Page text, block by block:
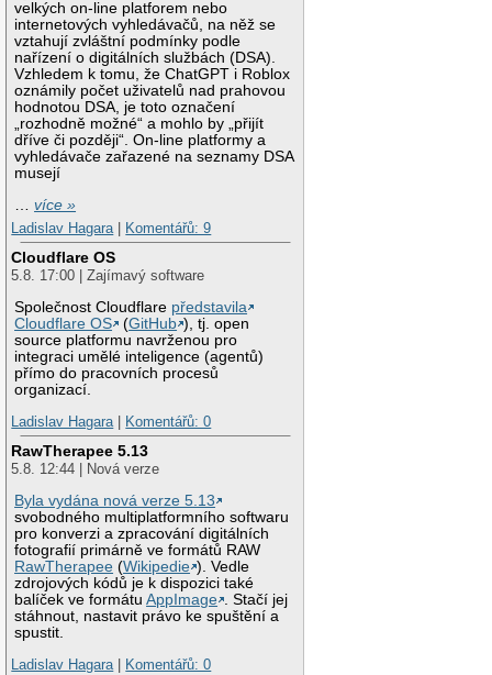
velkých on-line platforem nebo
internetových vyhledávačů, na něž se
vztahují zvláštní podmínky podle
nařízení o digitálních službách (DSA).
Vzhledem k tomu, že ChatGPT i Roblox
oznámily počet uživatelů nad prahovou
hodnotou DSA, je toto označení
„rozhodně možné“ a mohlo by „přijít
dříve či později“. On-line platformy a
vyhledávače zařazené na seznamy DSA
musejí
…více »
Ladislav Hagara| Komentářů: 9
Cloudflare OS
5.8. 17:00 | Zajímavý software
Společnost Cloudflare představila
Cloudflare OS
(GitHub ), tj. open
source platformu navrženou pro
integraci umělé inteligence (agentů)
přímo do pracovních procesů
organizací.
Ladislav Hagara| Komentářů: 0
RawTherapee 5.13
5.8. 12:44 | Nová verze
Byla vydána nová verze 5.13
svobodného multiplatformního softwaru
pro konverzi a zpracování digitálních
fotografií primárně ve formátů RAW
RawTherapee (Wikipedie ). Vedle
zdrojových kódů je k dispozici také
balíček ve formátuAppImage
. Stačí jej
stáhnout, nastavit právo ke spuštění a
spustit.
Ladislav Hagara| Komentářů: 0